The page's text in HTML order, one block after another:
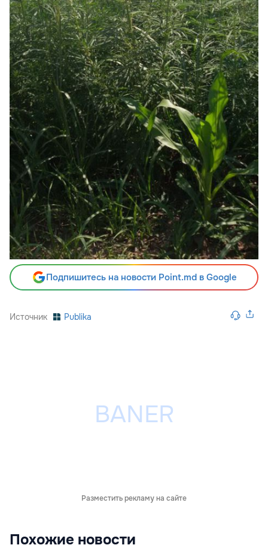
Подпишитесь на новости Point.md в Google
Источник Publika
Разместить рекламу на сайте
Похожие новости